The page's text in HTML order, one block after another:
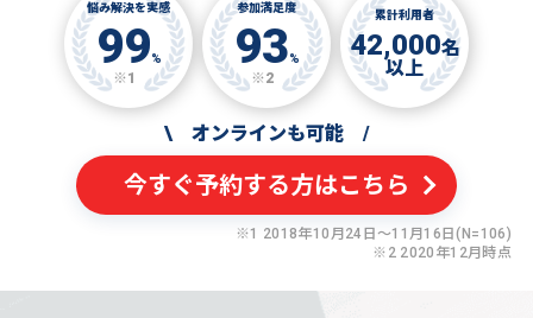
悩み解決を実感
99%
※1
参加満足度
93%
※2
累計利用者
42,000名
以上
\ オンラインも可能 /
今すぐ予約する方はこちら
※1 2018年10月24日〜11月16日(N=106)
※2 2020年12月時点